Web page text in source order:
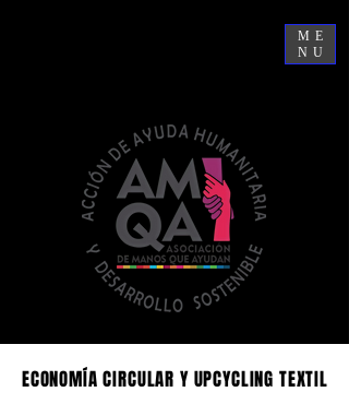
ME
NU
ECONOMÍA CIRCULAR Y UPCYCLING TEXTIL
ECONOMÍA CIRCULAR Y UPCYCLING TEXTIL